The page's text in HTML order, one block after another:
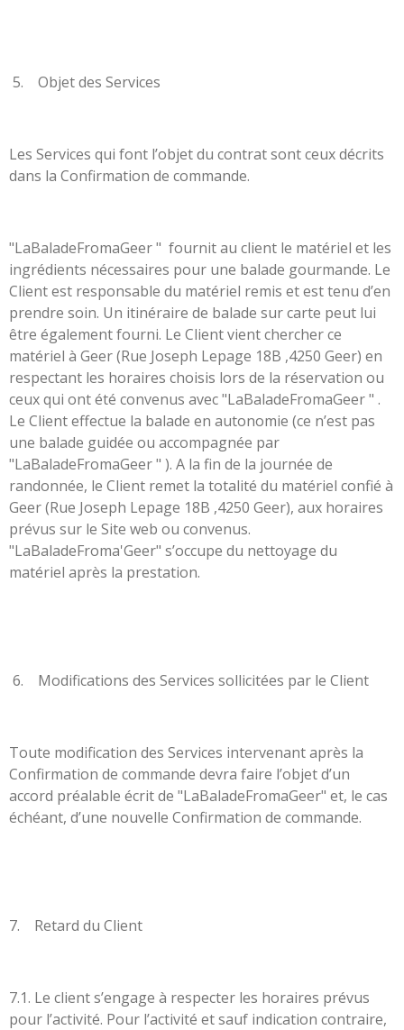
5. Objet des Services
Les Services qui font l’objet du contrat sont ceux décrits
dans la Confirmation de commande.
"LaBaladeFromaGeer " fournit au client le matériel et les
ingrédients nécessaires pour une balade gourmande. Le
Client est responsable du matériel remis et est tenu d’en
prendre soin. Un itinéraire de balade sur carte peut lui
être également fourni. Le Client vient chercher ce
matériel à Geer (Rue Joseph Lepage 18B ,4250 Geer) en
respectant les horaires choisis lors de la réservation ou
ceux qui ont été convenus avec "LaBaladeFromaGeer " .
Le Client effectue la balade en autonomie (ce n’est pas
une balade guidée ou accompagnée par
"LaBaladeFromaGeer " ). A la fin de la journée de
randonnée, le Client remet la totalité du matériel confié à
Geer (Rue Joseph Lepage 18B ,4250 Geer), aux horaires
prévus sur le Site web ou convenus.
"LaBaladeFroma'Geer" s’occupe du nettoyage du
matériel après la prestation.
6. Modifications des Services sollicitées par le Client
Toute modification des Services intervenant après la
Confirmation de commande devra faire l’objet d’un
accord préalable écrit de "LaBaladeFromaGeer" et, le cas
échéant, d’une nouvelle Confirmation de commande.
7. Retard du Client
7.1. Le client s’engage à respecter les horaires prévus
pour l’activité. Pour l’activité et sauf indication contraire,